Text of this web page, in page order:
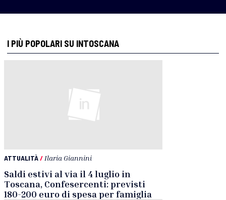
I PIÙ POPOLARI SU INTOSCANA
ATTUALITÀ/ Ilaria Giannini
Saldi estivi al via il 4 luglio in
Toscana, Confesercenti: previsti
180-200 euro di spesa per famiglia